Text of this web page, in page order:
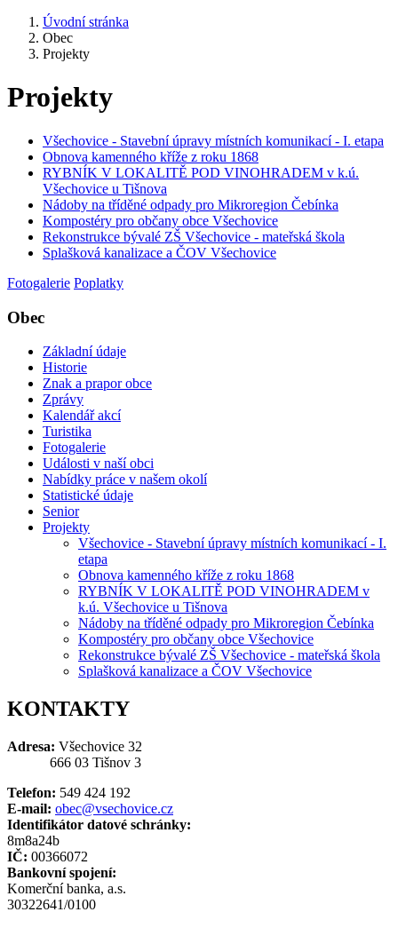
Úvodní stránka
Obec
Projekty
Projekty
Všechovice - Stavební úpravy místních komunikací - I. etapa
Obnova kamenného kříže z roku 1868
RYBNÍK V LOKALITĚ POD VINOHRADEM v k.ú.
Všechovice u Tišnova
Nádoby na tříděné odpady pro Mikroregion Čebínka
Kompostéry pro občany obce Všechovice
Rekonstrukce bývalé ZŠ Všechovice - mateřská škola
Splašková kanalizace a ČOV Všechovice
Fotogalerie Poplatky
Obec
Základní údaje
Historie
Znak a prapor obce
Zprávy
Kalendář akcí
Turistika
Fotogalerie
Události v naší obci
Nabídky práce v našem okolí
Statistické údaje
Senior
Projekty
Všechovice - Stavební úpravy místních komunikací - I.
etapa
Obnova kamenného kříže z roku 1868
RYBNÍK V LOKALITĚ POD VINOHRADEM v
k.ú. Všechovice u Tišnova
Nádoby na tříděné odpady pro Mikroregion Čebínka
Kompostéry pro občany obce Všechovice
Rekonstrukce bývalé ZŠ Všechovice - mateřská škola
Splašková kanalizace a ČOV Všechovice
KONTAKTY
Adresa: Všechovice 32
666 03 Tišnov 3
Telefon: 549 424 192
E-mail: obec@vsechovice.cz
Identifikátor datové schránky:
8m8a24b
IČ: 00366072
Bankovní spojení:
Komerční banka, a.s.
30322641/0100